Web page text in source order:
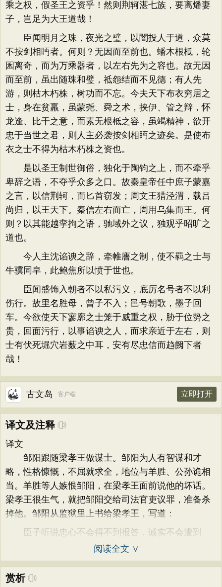
乘之权，假圣王之资乎！然则荆轲湛七族，要离燔妻
子，岂足为大王道哉！
臣闻明月之珠，夜光之璧，以闇投人于道，众莫
不按剑相眄者。何则？无因而至前也。蟠木根柢，轮
囷离奇，而为万乘器者，以左右先为之容也。故无因
而至前，虽出随珠和璧，祗怨结而不见德；有人先
游，则枯木朽株，树功而不忘。今夫天下布衣穷居之
士，身在贫羸，虽蒙尧、舜之术，挟伊、管之辩，怀
龙逢、比干之意，而素无根柢之容，虽竭精神，欲开
忠于当世之君，则人主必袭按剑相眄之迹矣。是使布
衣之士不得为枯木朽株之资也。
是以圣王制世御俗，独化于陶钧之上，而不牵乎
卑辞之语，不夺乎众多之口。故秦皇帝任中庶子蒙嘉
之言，以信荆轲，而匕首窃发；周文王猎泾渭，载吕
尚归，以王天下。秦信左右而亡，周用乌集而王。何
则？以其能越挛拘之语，驰域外之议，独观乎昭旷之
道也。
今人主沈谄谀之辞，牵帷廧之制，使不羁之士与
牛骥同皁，此鲍焦所以愤于世也。
臣闻盛饰入朝者不以私污义，底厉名号者不以利
伤行。故里名胜母，曾子不入；邑号朝歌，墨子回
车。今欲使天下寥廓之士笼于威重之权，胁于位势之
贵，回面污行，以事谄谀之人，而求亲近于左右，则
士有伏死堀穴岩薮之中耳，安有尽忠信而趋阙下者
哉！
古文岛 客户端 立即打开
译文及注释
译文
邹阳跟随梁孝王做谋士。邹阳为人有智谋和才
略，性格慷慨，不屈就求全，地位与羊胜、公孙诡相
当。羊胜等人嫉恨邹阳，在梁孝王面前说他的坏话。
梁孝王很生气，就把邹阳交给司法官吏议罪，准备杀
掉他。邹阳从监狱里上书给梁孝王，写道：
臣子听说忠心不会得不到报答，诚实不会遭到
阅读全文 ∨
赏析